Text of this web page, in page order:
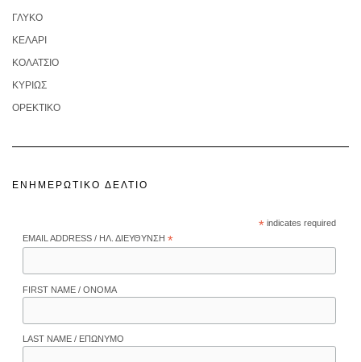
ΓΛΥΚΌ
ΚΕΛΆΡΙ
ΚΟΛΑΤΣΙΌ
ΚΥΡΊΩΣ
ΟΡΕΚΤΙΚΌ
ΕΝΗΜΕΡΩΤΙΚΌ ΔΕΛΤΊΟ
*indicates required
EMAIL ADDRESS / ΗΛ. ΔΙΕΎΘΥΝΣΗ *
FIRST NAME / ΌΝΟΜΑ
LAST NAME / ΕΠΏΝΥΜΟ